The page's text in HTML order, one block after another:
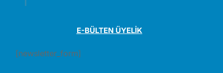
E-BÜLTEN ÜYELİK
[newsletter_form]